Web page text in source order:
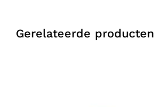
Gerelateerde producten